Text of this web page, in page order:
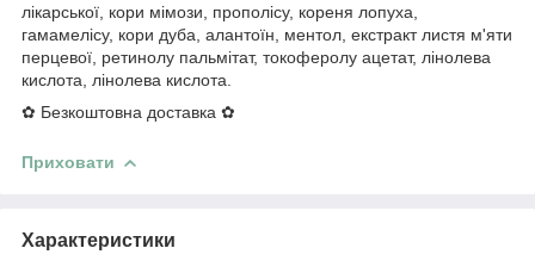
лікарської, кори мімози, прополісу, кореня лопуха,
гамамелісу, кори дуба, алантоїн, ментол, екстракт листя м'яти
перцевої, ретинолу пальмітат, токоферолу ацетат, лінолева
кислота, лінолева кислота.
✿ Безкоштовна доставка ✿
Приховати
Характеристики